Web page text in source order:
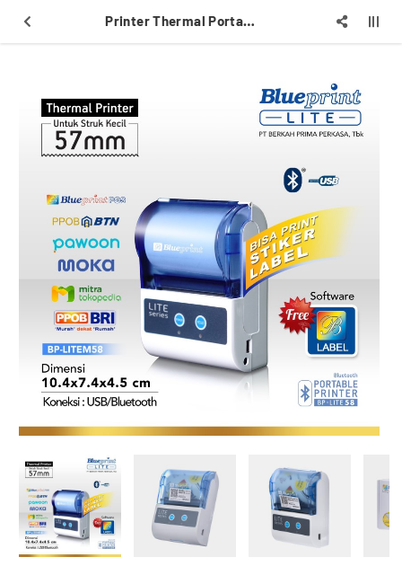
Printer Thermal Portable Bluetooth BLUEPRINT BP-LITE58